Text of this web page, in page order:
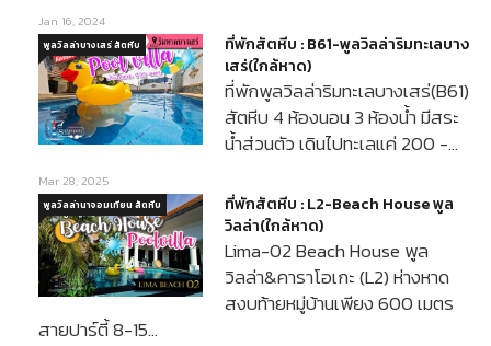
Jan 16, 2024
ที่พักสัตหีบ : B61-พูลวิลล่าริมทะเลบาง
เสร่(ใกล้หาด)
ที่พักพูลวิลล่าริมทะเลบางเสร่(B61)
สัตหีบ 4 ห้องนอน 3 ห้องน้ำ มีสระ
น้ำส่วนตัว เดินไปทะเลแค่ 200 -…
พูลวิลล่าบางเสร่ สัตหีบ
Mar 28, 2025
ที่พักสัตหีบ : L2-Beach House พูล
วิลล่า(ใกล้หาด)
Lima-02 Beach House พูล
วิลล่า&คาราโอเกะ (L2) ห่างหาด
สงบท้ายหมู่บ้านเพียง 600 เมตร
สายปาร์ตี้ 8-15…
พูลวิลล่านาจอมเทียน สัตหีบ